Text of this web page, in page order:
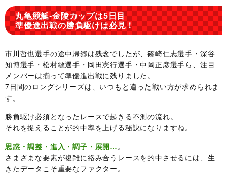
丸亀競艇-金陵カップは5日目
準優進出戦の勝負駆けは必見！
市川哲也選手の途中帰郷は残念でしたが、篠崎仁志選手・深谷
知博選手・松村敏選手・岡田憲行選手・中岡正彦選手ら、注目
メンバーは揃って準優進出戦に残りました。
7日間のロングシリーズは、いつもと違った戦い方が求められま
す。
勝負駆け必須となったレースで起きる不測の流れ。
それを捉えることが的中率を上げる秘訣になりますね。
思惑・調整・進入・調子・展開… 。
さまざまな要素が複雑に絡み合うレースを的中させるには、生
きたデータこそ重要なファクター。